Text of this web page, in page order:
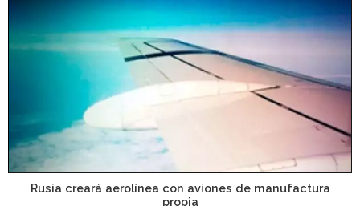
Rusia creará aerolínea con aviones de manufactura
propia